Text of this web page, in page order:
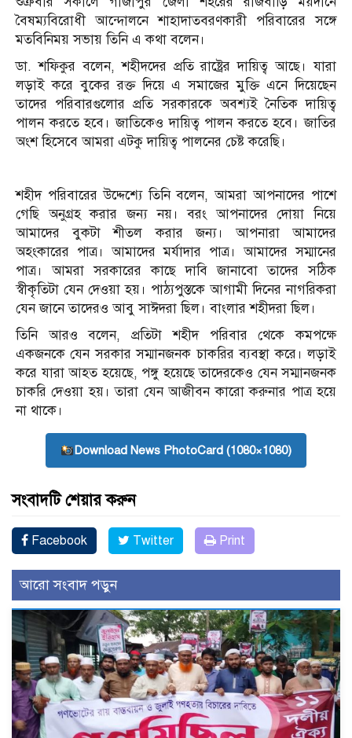
বৈষম্যবিরোধী আন্দোলনে শাহাদাতবরণকারী পরিবারের সঙ্গে
মতবিনিময় সভায় তিনি এ কথা বলেন।
ডা. শফিকুর বলেন, শহীদদের প্রতি রাষ্ট্রের দায়িত্ব আছে। যারা
লড়াই করে বুকের রক্ত দিয়ে এ সমাজের মুক্তি এনে দিয়েছেন
তাদের পরিবারগুলোর প্রতি সরকারকে অবশ্যই নৈতিক দায়িত্ব
পালন করতে হবে। জাতিকেও দায়িত্ব পালন করতে হবে। জাতির
অংশ হিসেবে আমরা এটকু দায়িত্ব পালনের চেষ্ট করেছি।
শহীদ পরিবারের উদ্দেশ্যে তিনি বলেন, আমরা আপনাদের পাশে
গেছি অনুগ্রহ করার জন্য নয়। বরং আপনাদের দোয়া নিয়ে
আমাদের বুকটা শীতল করার জন্য। আপনারা আমাদের
অহংকারের পাত্র। আমাদের মর্যাদার পাত্র। আমাদের সম্মানের
পাত্র। আমরা সরকারের কাছে দাবি জানাবো তাদের সঠিক
স্বীকৃতিটা যেন দেওয়া হয়। পাঠ্যপুস্তকে আগামী দিনের নাগরিকরা
যেন জানে তাদেরও আবু সাঈদরা ছিল। বাংলার শহীদরা ছিল।
তিনি আরও বলেন, প্রতিটা শহীদ পরিবার থেকে কমপক্ষে
একজনকে যেন সরকার সম্মানজনক চাকরির ব্যবস্থা করে। লড়াই
করে যারা আহত হয়েছে, পঙ্গু হয়েছে তাদেরকেও যেন সম্মানজনক
চাকরি দেওয়া হয়। তারা যেন আজীবন কারো করুনার পাত্র হয়ে
না থাকে।
Download News PhotoCard (1080×1080)
সংবাদটি শেয়ার করুন
Facebook Twitter Print
আরো সংবাদ পড়ুন